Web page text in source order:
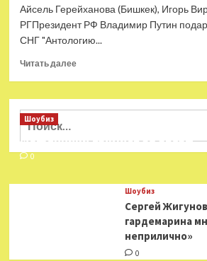
Айсель Герейханова (Бишкек), Игорь
РГПрезидент РФ Владимир Путин
СНГ "Антологию...
Читать далееПрочитать
Путин
СНГ
литературные
—
Литературы
Найти:
Шоубиз
Мошенники взялись за звезд
0
Шоубиз
Сергей
гардемарина
неприлично»
0